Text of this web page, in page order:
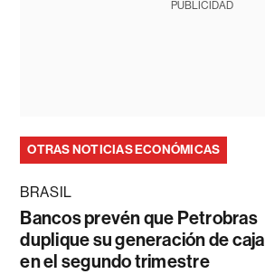
PUBLICIDAD
OTRAS NOTICIAS ECONÓMICAS
BRASIL
Bancos prevén que Petrobras
duplique su generación de caja
en el segundo trimestre